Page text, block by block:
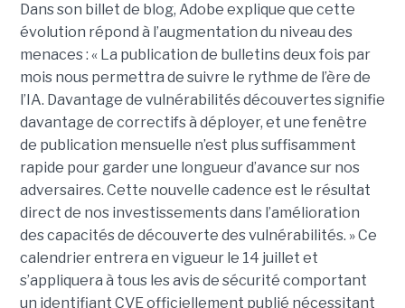
Dans son billet de blog, Adobe explique que cette
évolution répond à l’augmentation du niveau des
menaces : « La publication de bulletins deux fois par
mois nous permettra de suivre le rythme de l’ère de
l’IA. Davantage de vulnérabilités découvertes signifie
davantage de correctifs à déployer, et une fenêtre
de publication mensuelle n’est plus suffisamment
rapide pour garder une longueur d’avance sur nos
adversaires. Cette nouvelle cadence est le résultat
direct de nos investissements dans l’amélioration
des capacités de découverte des vulnérabilités. » Ce
calendrier entrera en vigueur le 14 juillet et
s’appliquera à tous les avis de sécurité comportant
un identifiant CVE officiellement publié nécessitant